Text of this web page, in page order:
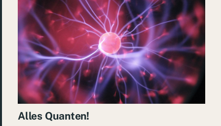
Alles Quanten!